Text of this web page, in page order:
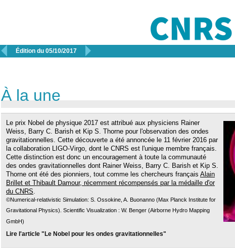
 Édition du 05/10/2017 
À la une
Le prix Nobel de physique 2017 est attribué aux physiciens Rainer
Weiss, Barry C. Barish et Kip S. Thorne pour l'observation des ondes
gravitationnelles. Cette découverte a été annoncée le 11 février 2016 par
la collaboration LIGO-Virgo, dont le CNRS est l'unique membre français.
Cette distinction est donc un encouragement à toute la communauté
des ondes gravitationnelles dont Rainer Weiss, Barry C. Barish et Kip S.
Thorne ont été des pionniers, tout comme les chercheurs français Alain
Brillet et Thibault Damour, récemment récompensés par la médaille d'or
du CNRS.
©Numerical-relativistic Simulation: S. Ossokine, A. Buonanno (Max Planck Institute for
Gravitational Physics). Scientific Visualization : W. Benger (Airborne Hydro Mapping
GmbH)
Lire l'article "Le Nobel pour les ondes gravitationnelles"